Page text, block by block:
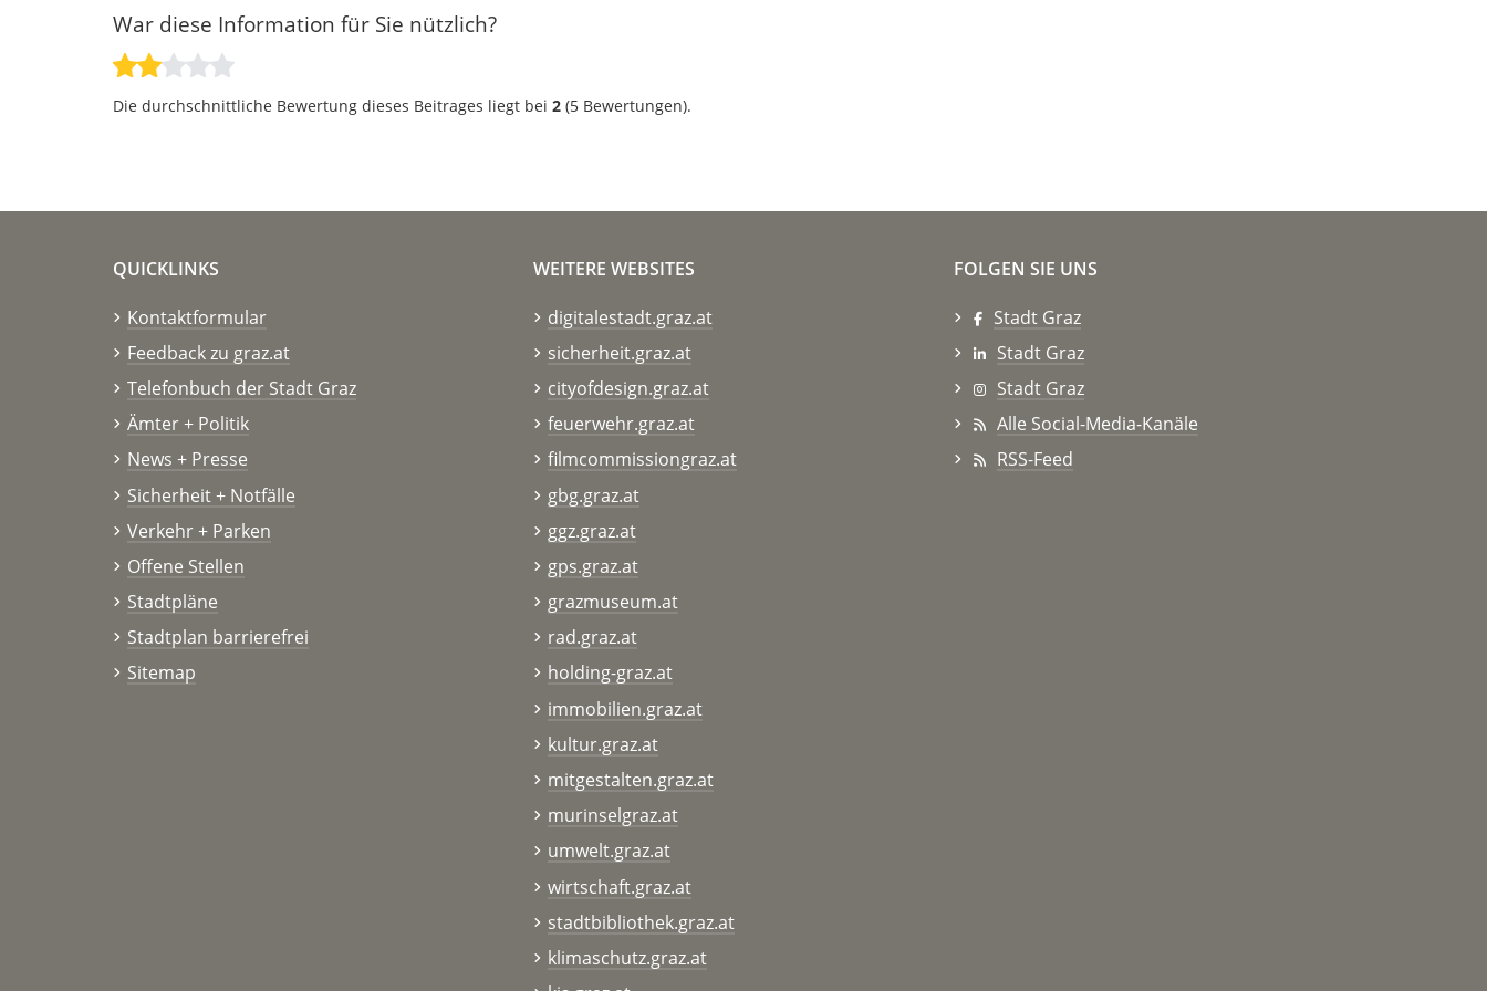
War diese Information für Sie nützlich?
Die durchschnittliche Bewertung dieses Beitrages liegt bei 2 (5 Bewertungen).
QUICKLINKS
Kontaktformular
Feedback zu graz.at
Telefonbuch der Stadt Graz
Ämter + Politik
News + Presse
Sicherheit + Notfälle
Verkehr + Parken
Offene Stellen
Stadtpläne
Stadtplan barrierefrei
Sitemap
WEITERE WEBSITES
digitalestadt.graz.at
sicherheit.graz.at
cityofdesign.graz.at
feuerwehr.graz.at
filmcommissiongraz.at
gbg.graz.at
ggz.graz.at
gps.graz.at
grazmuseum.at
rad.graz.at
holding-graz.at
immobilien.graz.at
kultur.graz.at
mitgestalten.graz.at
murinselgraz.at
umwelt.graz.at
wirtschaft.graz.at
stadtbibliothek.graz.at
klimaschutz.graz.at
FOLGEN SIE UNS
Stadt Graz
Stadt Graz
Stadt Graz
Alle Social-Media-Kanäle
RSS-Feed